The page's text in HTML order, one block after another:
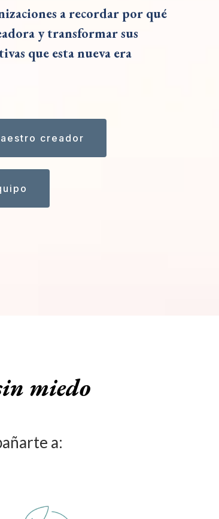
a recordar por qué
y transformar sus
que esta nueva era
creador
miedo
a: